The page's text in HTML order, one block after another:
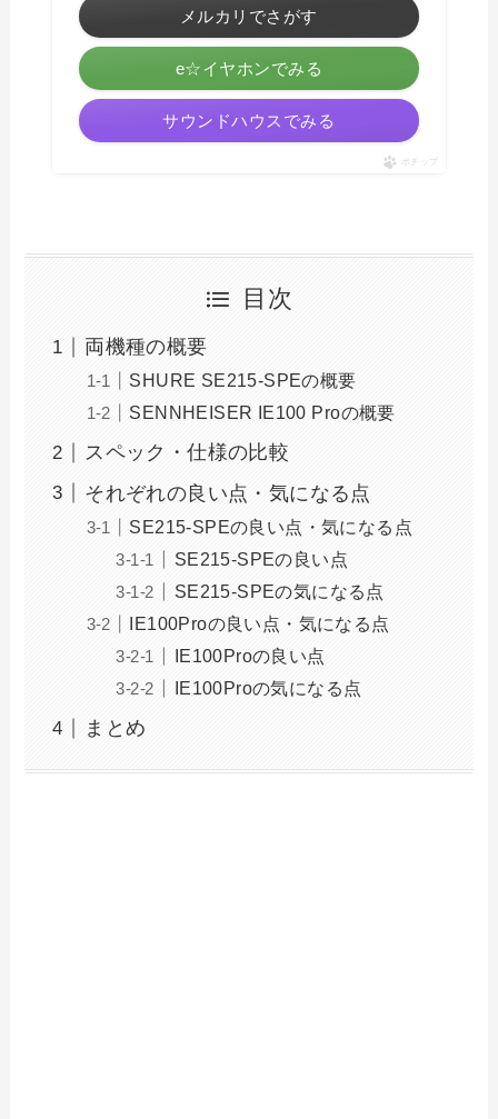
メルカリでさがす
e☆イヤホンでみる
サウンドハウスでみる
ポチップ
目次
両機種の概要
SHURE SE215-SPEの概要
SENNHEISER IE100 Proの概要
スペック・仕様の比較
それぞれの良い点・気になる点
SE215-SPEの良い点・気になる点
SE215-SPEの良い点
SE215-SPEの気になる点
IE100Proの良い点・気になる点
IE100Proの良い点
IE100Proの気になる点
まとめ